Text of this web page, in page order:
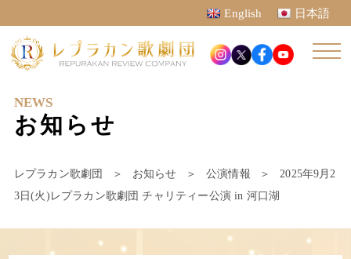
English 日本語
NEWS
お知らせ
レプラカン歌劇団 ＞ お知らせ ＞ 公演情報 ＞
2025年9月2
3日(火)レプラカン歌劇団 チャリティー公演 in 河口湖